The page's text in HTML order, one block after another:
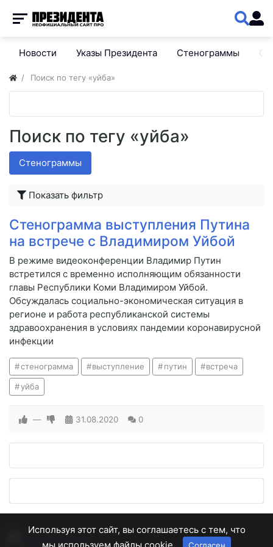
Новости Указы Президента Стенограммы
Поиск по тегу «уйба»
Поиск по тегу «уйба»
Стенограммы
Показать фильтр
Стенограмма выступления Путина
на встрече с Владимиром Уйбой
В режиме видеоконференции Владимир Путин
встретился с временно исполняющим обязанности
главы Республики Коми Владимиром Уйбой.
Обсуждалась социально-экономическая ситуация в
регионе и работа республиканской системы
здравоохранения в условиях пандемии коронавирусной
инфекции
стенограмма выступление путин встреча
уйба
— 31.08.2020 0
Используя этот сайт, вы соглашаетесь с тем, что
мы используем файлы cookie.